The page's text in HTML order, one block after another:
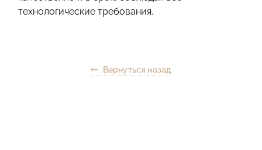
технологические требования.
Вернуться назад